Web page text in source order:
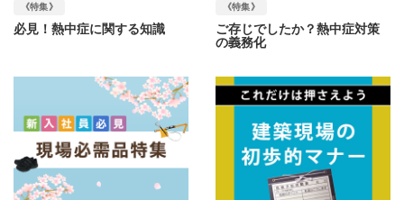
《特集》
必見！熱中症に関する知識
《特集》
ご存じでしたか？熱中症対策
の義務化